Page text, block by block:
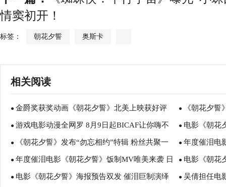
情窦初开！
标签： 朝花夕誓 奥斯卡
相关阅读
● 金爵奖获奖动画《朝花夕誓》北美上映获好评
《你的名字》导演新海诚力荐
● 《朝花夕
分”
● 游戏电影动漫全网罗 8月9日起BICAF让你嗨不
停
● 电影《朝花
气引众多粉丝
● 《朝花夕誓》发布“勿忘相约”特辑 粉丝共聚一
堂盼上映
● 年度催泪电
奥斯卡演绎爱
● 年度催泪电影《朝花夕誓》饭制MV唯美来袭 日
本原声戳心唱出离别故事
● 电影《朝花
画风演绎出动
● 电影《朝花夕誓》海报预告双发 催泪巨制演绎 ● 吴倩担任电